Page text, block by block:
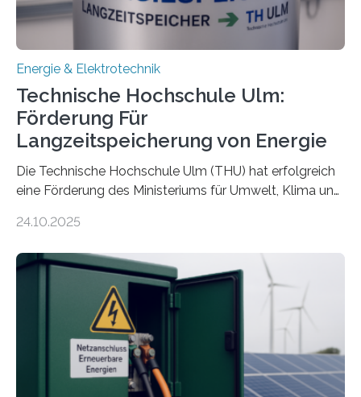
Energie & Elektrotechnik
Technische Hochschule Ulm:
Förderung Für
Langzeitspeicherung von Energie
Die Technische Hochschule Ulm (THU) hat erfolgreich
eine Förderung des Ministeriums für Umwelt, Klima und
Forschungsprojekt „LAGER – Langzeitspeicherung in
Quartieren“ eingeworben. Ziel des Projekts ist die
Entwicklung, Erprobung und Demonstration von
Konzepten zur langfristigen Energiespeicherung in
sektorübergreifend vernetzten Energiesystemen. Das
Projekt startete am 15. Oktober 2025, hat eine Laufzeit
von drei Jahren und ein Gesamtvolumen von rund 2,9
Millionen Euro, wovon 2,6 Millionen Euro durch das
24.10.2025